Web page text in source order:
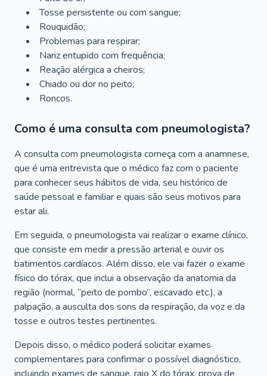
Tosse persistente ou com sangue;
Rouquidão;
Problemas para respirar;
Nariz entupido com frequência;
Reação alérgica a cheiros;
Chiado ou dor no peito;
Roncos.
Como é uma consulta com pneumologista?
A consulta com pneumologista começa com a anamnese,
que é uma entrevista que o médico faz com o paciente
para conhecer seus hábitos de vida, seu histórico de
saúde pessoal e familiar e quais são seus motivos para
estar ali.
Em seguida, o pneumologista vai realizar o exame clínico,
que consiste em medir a pressão arterial e ouvir os
batimentos cardíacos. Além disso, ele vai fazer o exame
físico do tórax, que inclui a observação da anatomia da
região (normal, “peito de pombo”, escavado etc.), a
palpação, a ausculta dos sons da respiração, da voz e da
tosse e outros testes pertinentes.
Depois disso, o médico poderá solicitar exames
complementares para confirmar o possível diagnóstico,